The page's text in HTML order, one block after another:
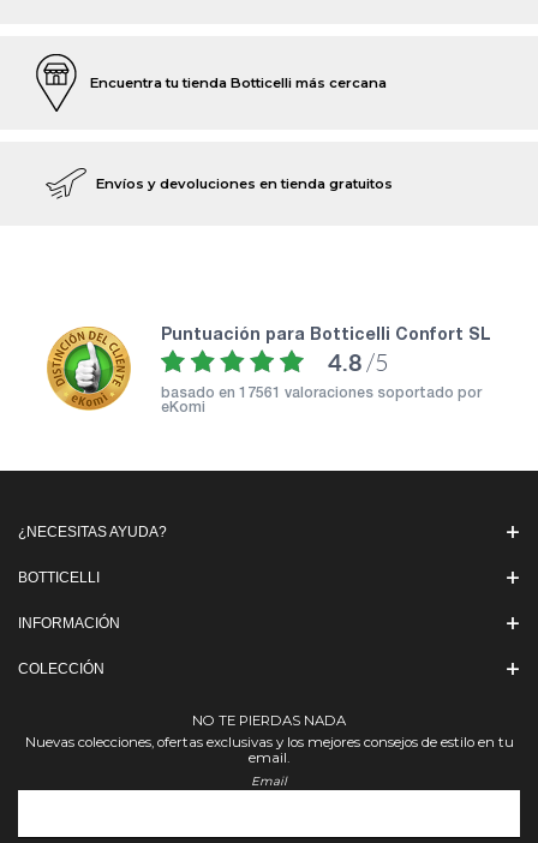
Encuentra tu tienda Botticelli más cercana
Envíos y devoluciones en tienda gratuitos
puntuación para Botticelli Confort SL
4.8 /5
basado en 17561 valoraciones soportado por
eKomi
¿NECESITAS AYUDA?
BOTTICELLI
INFORMACIÓN
COLECCIÓN
NO TE PIERDAS NADA
Nuevas colecciones, ofertas exclusivas y los mejores consejos de estilo en tu
email.
Email